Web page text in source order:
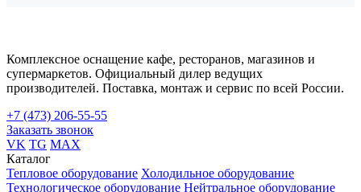
Комплексное оснащение кафе, ресторанов, магазинов и
супермаркетов. Официальный дилер ведущих
производителей. Поставка, монтаж и сервис по всей России.
+7 (473) 206-55-55
Заказать звонок
VK TG MAX
Каталог
Тепловое оборудование Холодильное оборудование
Технологическое оборудование Нейтральное оборудование